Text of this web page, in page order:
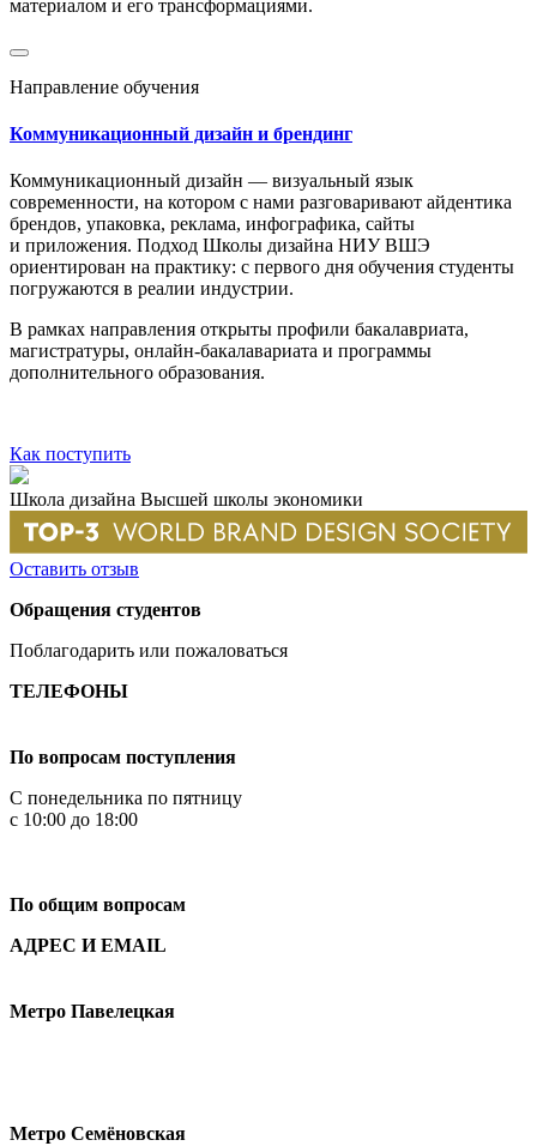
материалом и его трансформациями.
Направление обучения
Коммуникационный дизайн и брендинг
Коммуникационный дизайн — визуальный язык
современности, на котором с нами разговаривают айдентика
брендов, упаковка, реклама, инфографика, сайты
и приложения. Подход Школы дизайна НИУ ВШЭ
ориентирован на практику: с первого дня обучения студенты
погружаются в реалии индустрии.
В рамках направления открыты профили бакалавриата,
магистратуры, онлайн-бакалавариата и программы
дополнительного образования.
Как поступить
Школа дизайна Высшей школы экономики
Оставить отзыв
Обращения студентов
Поблагодарить или пожаловаться
ТЕЛЕФОНЫ
По вопросам поступления
С понедельника по пятницу
с 10:00 до 18:00
По общим вопросам
АДРЕС И EMAIL
Метро Павелецкая
Метро Семёновская